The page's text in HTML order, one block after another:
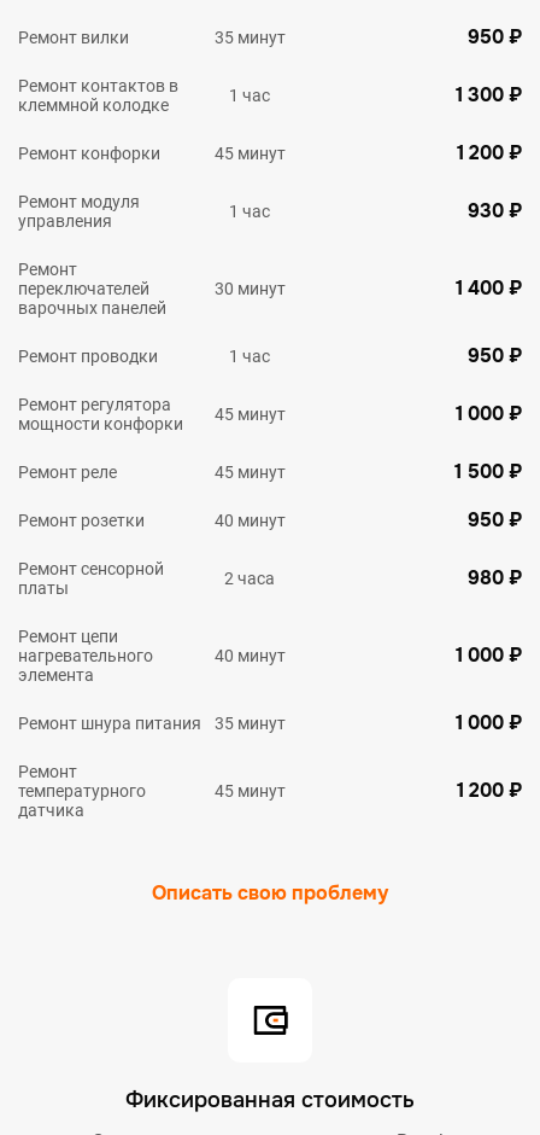
Ремонт вилки 35 минут 950 ₽
Ремонт контактов в
клеммной колодке
1 час 1 300 ₽
Ремонт конфорки 45 минут 1 200 ₽
Ремонт модуля
управления
1 час 930 ₽
Ремонт
переключателей
варочных панелей
30 минут 1 400 ₽
Ремонт проводки 1 час 950 ₽
Ремонт регулятора
мощности конфорки
45 минут 1 000 ₽
Ремонт реле 45 минут 1 500 ₽
Ремонт розетки 40 минут 950 ₽
Ремонт сенсорной
платы
2 часа 980 ₽
Ремонт цепи
нагревательного
элемента
40 минут 1 000 ₽
Ремонт шнура питания 35 минут 1 000 ₽
Ремонт
температурного
датчика
45 минут 1 200 ₽
Описать свою проблему
Фиксированная стоимость